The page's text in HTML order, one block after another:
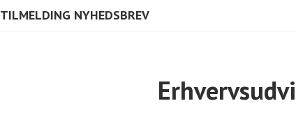
TILMELDING NYHEDSBREV